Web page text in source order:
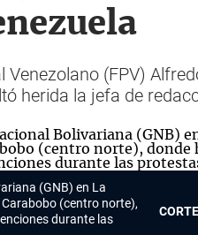
Venezolano (FPV)
herida la jefa de
(GNB) en La
(centro norte),
durante las